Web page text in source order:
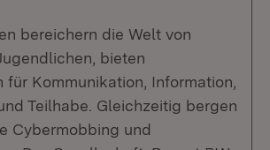
bereichern die Welt von
bieten
für Kommunikation, Information,
Teilhabe. Gleichzeitig bergen
Cybermobbing und